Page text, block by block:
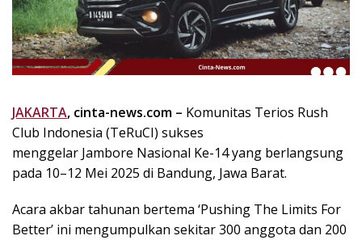
k
i
n
i
,
e
n
u
h
n
JAKARTA, cinta-news.com – Komunitas Terios Rush
Club Indonesia (TeRuCI) sukses
menggelar Jambore Nasional Ke-14 yang berlangsung
pada 10–12 Mei 2025 di Bandung, Jawa Barat.
Acara akbar tahunan bertema ‘Pushing The Limits For
Better’ ini mengumpulkan sekitar 300 anggota dan 200